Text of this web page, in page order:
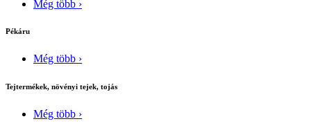
Még több ›
Pékáru
Még több ›
Tejtermékek, növényi tejek, tojás
Még több ›